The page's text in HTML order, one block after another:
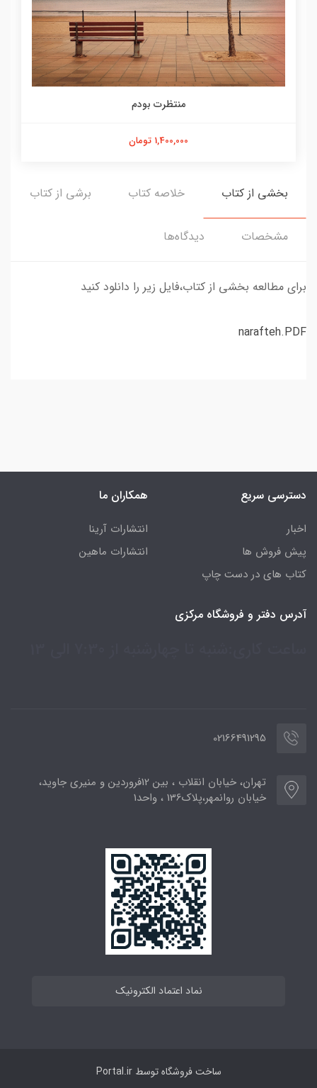
منتظرت بودم
1,400,000 تومان
بخشی از کتاب خلاصه کتاب برشی از کتاب
مشخصات دیدگاه‌ها
برای مطالعه بخشی از کتاب،فایل زیر را دانلود کنید
narafteh.PDF
دسترسی سریع
اخبار
پیش فروش ها
کتاب های در دست چاپ
همکاران ما
انتشارات آرینا
انتشارات ماهین
آدرس دفتر و فروشگاه مرکزی
02166491295
تهران، خیابان انقلاب ، بین 12فروردین و منیری جاوید،
خیابان روانمهر،پلاک136 ، واحد1
نماد اعتماد الکترونیک
ساخت فروشگاه توسطPortal.ir